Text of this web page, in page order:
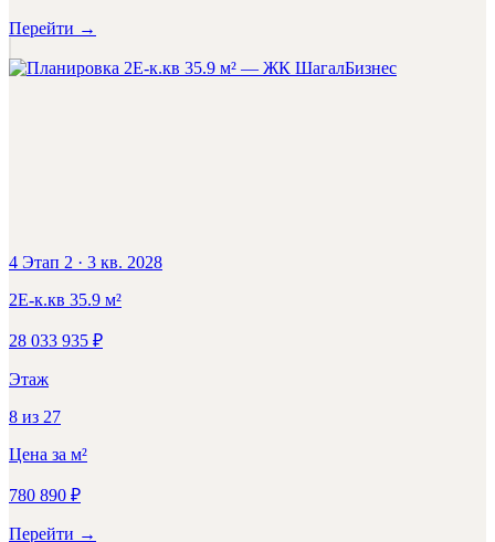
Перейти →
Бизнес
4 Этап 2 · 3 кв. 2028
2Е-к.кв 35.9 м²
28 033 935 ₽
Этаж
8 из 27
Цена за м²
780 890 ₽
Перейти →